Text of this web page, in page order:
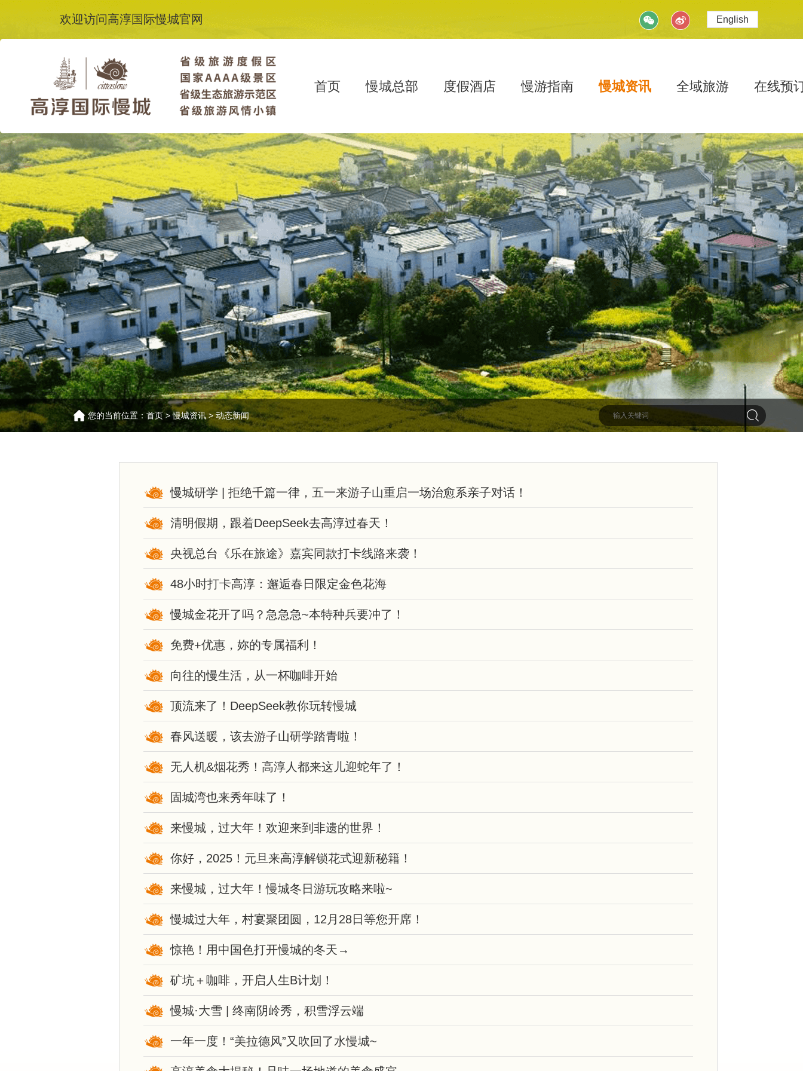
欢迎访问高淳国际慢城官网 English
首页 慢城总部 度假酒店 慢游指南 慢城资讯 全域旅游 在线预
您的当前位置： 首页>慢城资讯>动态新闻
慢城研学 | 拒绝千篇一律，五一来游子山重启一场治愈系亲子对话！
清明假期，跟着DeepSeek去高淳过春天！
央视总台《乐在旅途》嘉宾同款打卡线路来袭！
48小时打卡高淳：邂逅春日限定金色花海
慢城金花开了吗？急急急~本特种兵要冲了！
免费+优惠，妳的专属福利！
向往的慢生活，从一杯咖啡开始
顶流来了！DeepSeek教你玩转慢城
春风送暖，该去游子山研学踏青啦！
无人机&烟花秀！高淳人都来这儿迎蛇年了！
固城湾也来秀年味了！
来慢城，过大年！欢迎来到非遗的世界！
你好，2025！元旦来高淳解锁花式迎新秘籍！
来慢城，过大年！慢城冬日游玩攻略来啦~
慢城过大年，村宴聚团圆，12月28日等您开席！
惊艳！用中国色打开慢城的冬天→
矿坑＋咖啡，开启人生B计划！
慢城·大雪 | 终南阴岭秀，积雪浮云端
一年一度！“美拉德风”又吹回了水慢城~